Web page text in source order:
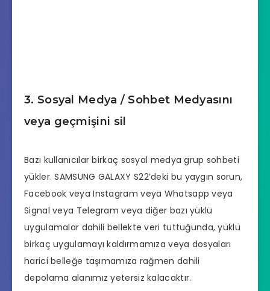
3. Sosyal Medya / Sohbet Medyasını
veya geçmişini sil
Bazı kullanıcılar birkaç sosyal medya grup sohbeti
yükler. SAMSUNG GALAXY S22’deki bu yaygın sorun,
Facebook veya Instagram veya Whatsapp veya
Signal veya Telegram veya diğer bazı yüklü
uygulamalar dahili bellekte veri tuttuğunda, yüklü
birkaç uygulamayı kaldırmamıza veya dosyaları
harici belleğe taşımamıza rağmen dahili
depolama alanımız yetersiz kalacaktır.